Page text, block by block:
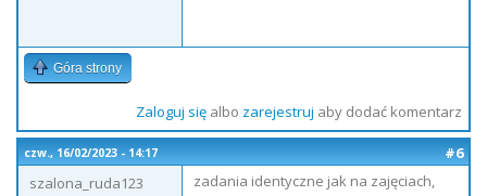
Góra strony
Zaloguj sięalbo zarejestruj aby dodać komentarz
czw., 16/02/2023 - 14:17
#6
szalona_ruda123
zadania identyczne jak na zajęciach,